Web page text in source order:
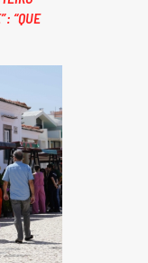
“QUE